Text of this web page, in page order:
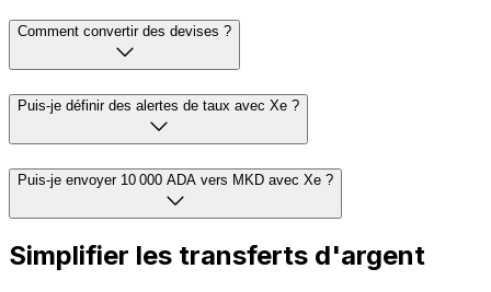
Comment convertir des devises ?
Puis-je définir des alertes de taux avec Xe ?
Puis-je envoyer 10 000 ADA vers MKD avec Xe ?
Simplifier les transferts d'argent